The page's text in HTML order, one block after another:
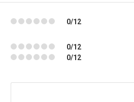
0/12
0/12
0/12